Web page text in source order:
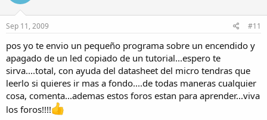
Sep 11, 2009 #11
pos yo te envio un pequeño programa sobre un encendido y
apagado de un led copiado de un tutorial...espero te
sirva....total, con ayuda del datasheet del micro tendras que
leerlo si quieres ir mas a fondo....de todas maneras cualquier
cosa, comenta...ademas estos foros estan para aprender...viva
los foros!!!!